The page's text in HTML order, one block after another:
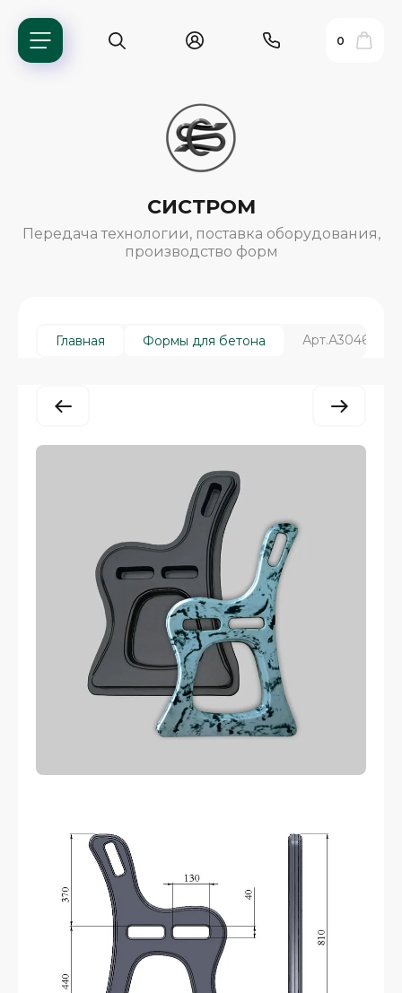
0
СИСТРОМ
Передача технологии, поставка оборудования,
производство форм
Главная Формы для бетона Арт.А3046/1,